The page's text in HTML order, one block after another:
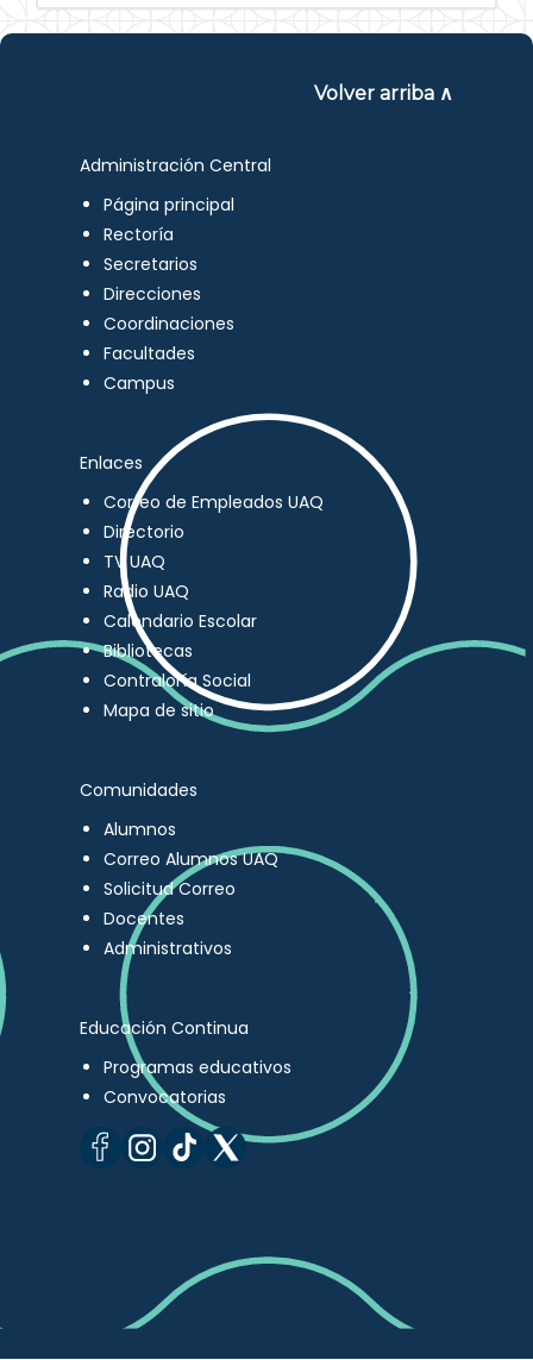
Volver arriba ∧
Administración Central
Página principal
Rectoría
Secretarios
Direcciones
Coordinaciones
Facultades
Campus
Enlaces
Correo de Empleados UAQ
Directorio
TV UAQ
Radio UAQ
Calendario Escolar
Bibliotecas
Contraloría Social
Mapa de sitio
Comunidades
Alumnos
Correo Alumnos UAQ
Solicitud Correo
Docentes
Administrativos
Educación Continua
Programas educativos
Convocatorias